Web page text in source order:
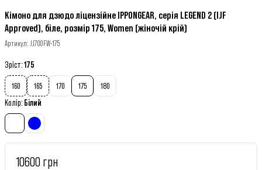
Кімоно для дзюдо ліцензійне IPPONGEAR, серія LEGEND 2 (IJF
Approved), біле, розмір 175, Women (жіночій крій)
Артикул: JJ700FW-175
Зріст:175
160 165 170 175 180
Колір: Білий
10600 грн